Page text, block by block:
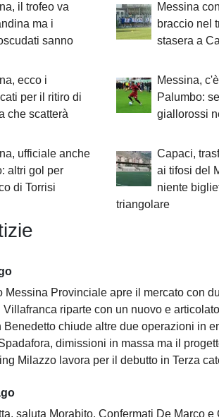
il trofeo va
ma i
sanno
Messina
braccio nel
stasera a
ecco i
per il ritiro di
che scatterà
Messina,
Palumbo:
giallorossi
ufficiale anche
altri gol per
di Torrisi
Capaci,
ai tifosi del
niente
triangolare
Provinciale apre il mercato con due
Villafranca riparte con un nuovo e
Benedetto chiude altre due operazioni in
dimissioni in massa ma il
Milazzo lavora per il debutto in Terza
saluta Morabito. Confermati De Marco e